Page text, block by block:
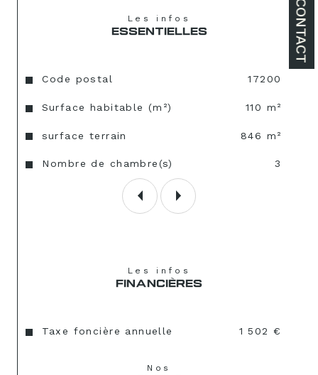
CONTACT
Les infos
ESSENTIELLES
Caractéristiques Valeurs
Code postal 17200
Surface habitable (m²) 110 m²
surface terrain 846 m²
Nombre de chambre(s) 3
Les infos
FINANCIÈRES
Taxe foncière annuelle 1 502 €
Nos